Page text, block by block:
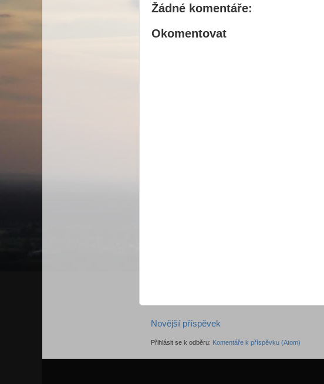
Žádné komentáře:
Okomentovat
Novější příspěvek
Přihlásit se k odběru: Komentáře k příspěvku (Atom)